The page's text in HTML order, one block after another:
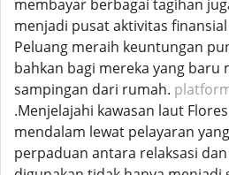
membayar berbagai tagihan
menjadi pusat aktivitas
Peluang meraih keuntungan
bahkan bagi mereka yang baru
sampingan dari rumah.
.Menjelajahi kawasan laut
mendalam lewat pelayaran
perpaduan antara relaksasi